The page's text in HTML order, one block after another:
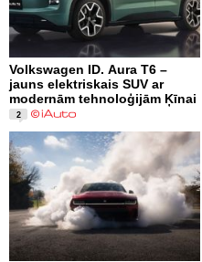
Volkswagen ID. Aura T6 –
jauns elektriskais SUV ar
modernām tehnoloģijām Ķīnai
2